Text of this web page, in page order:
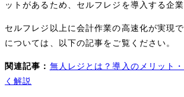
ットがあるため、セルフレジを導入する企
セルフレジ以上に会計作業の高速化が実現
については、以下の記事をご覧ください。
関連記事： 無人レジとは？導入のメリット
く解説